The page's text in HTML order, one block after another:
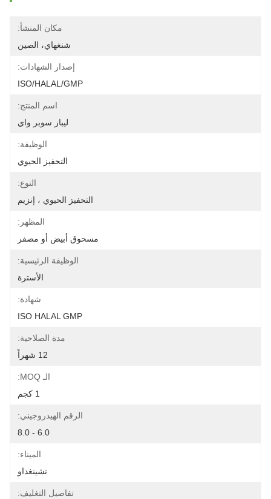
مكان المنشأ:
شنغهاي، الصين
إصدار الشهادات:
ISO/HALAL/GMP
اسم المنتج:
ليباز سوبر واي
الوظيفة:
التحفيز الحيوي
النوع:
التحفيز الحيوي ، إنزيم
المظهر:
مسحوق أبيض أو مصفر
الوظيفة الرئيسية:
الأسترة
شهادة:
ISO HALAL GMP
مدة الصلاحية:
12 شهراً
الـ MOQ:
1 كجم
الرقم الهيدروجيني:
6.0 - 8.0
الميناء:
تشينغداو
تفاصيل التغليف: